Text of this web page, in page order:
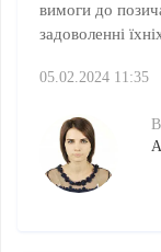
вимоги до
задоволенні
05.02.2024 11:35